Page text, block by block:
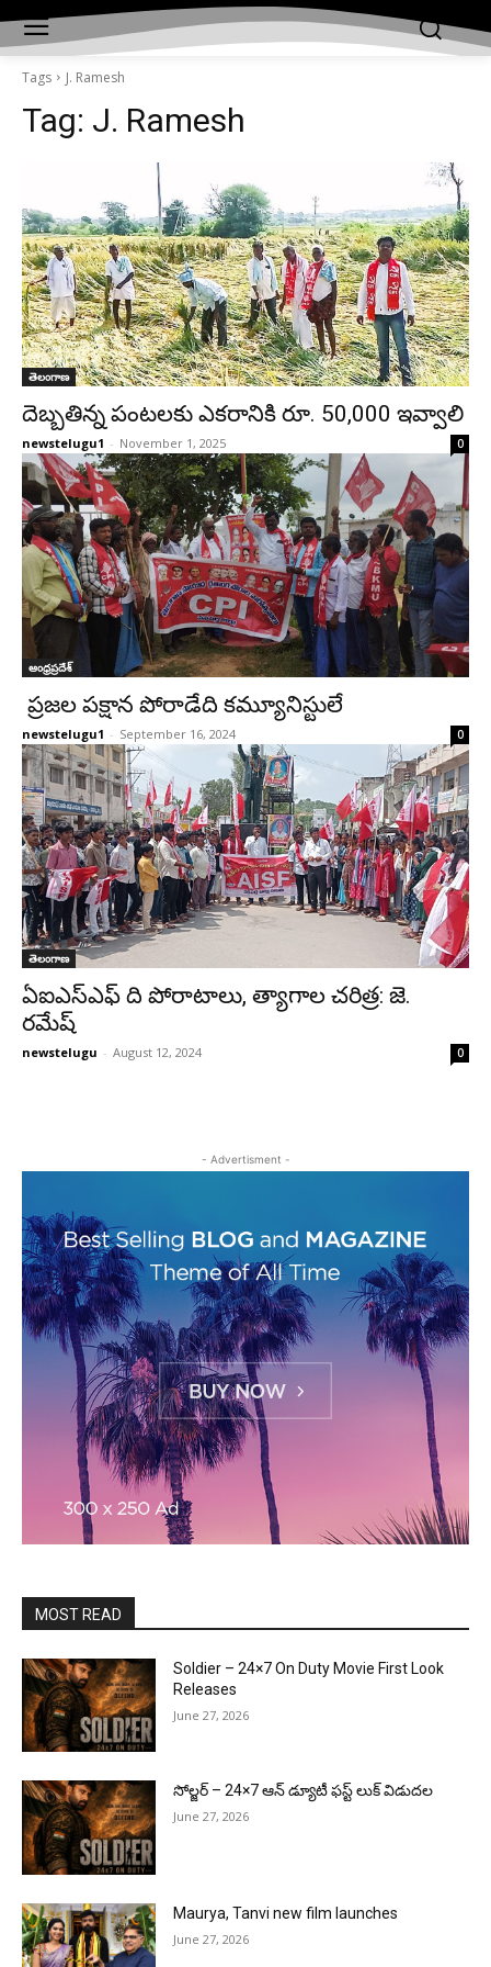
Tags J. Ramesh
Tag: J. Ramesh
తెలంగాణ
దెబ్బతిన్న పంటలకు ఎకరానికి రూ. 50,000 ఇవ్వాలి
newstelugu1 - November 1, 2025 0
ఆంధ్రప్రదేశ్‌
ప్రజల పక్షాన పోరాడేది కమ్యూనిస్టులే
newstelugu1 - September 16, 2024 0
తెలంగాణ
ఏఐఎస్ఎఫ్ ది పోరాటాలు, త్యాగాల చరిత్ర: జె.
రమేష్
newstelugu - August 12, 2024 0
- Advertisment -
MOST READ
Soldier – 24×7 On Duty Movie First Look
Releases
June 27, 2026
సోల్జర్ – 24×7 ఆన్ డ్యూటీ ఫస్ట్ లుక్ విడుదల
June 27, 2026
Maurya, Tanvi new film launches
June 27, 2026